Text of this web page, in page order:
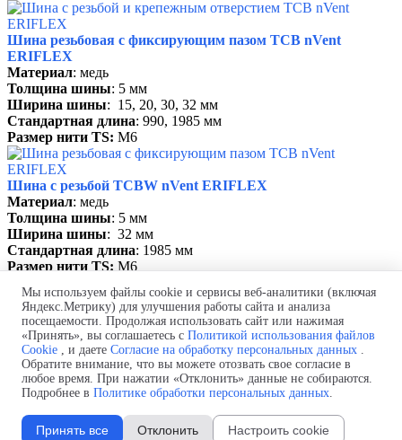
Шина резьбовая с фиксирующим пазом ТСВ nVent
ERIFLEX
Материал: медь
Толщина шины: 5 мм
Ширина шины: 15, 20, 30, 32 мм
Стандартная длина: 990, 1985 мм
Размер нити TS: М6
Шина с резьбой TCBW nVent ERIFLEX
Материал: медь
Толщина шины: 5 мм
Ширина шины: 32 мм
Стандартная длина: 1985 мм
Размер нити TS: М6
Производство и поставка шинных мостов.
Проект бесплатно! Быстро и всрок!Монтаж "под ключ"!
Телефон:
+7 (843) 250-44-56
Почта: Shm@selectprom.ru
Политика обработки персональных данных
Согласие на обработку персональных данных
Политика использования файлов cookie
Изменить настройки cookie
Мы используем файлы cookie и сервисы веб-аналитики (включая
Яндекс.Метрику) для улучшения работы сайта и анализа
посещаемости. Продолжая использовать сайт или нажимая
«Принять», вы соглашаетесь с Политикой использования файлов
Cookie , и даете Согласие на обработку персональных данных .
Обратите внимание, что вы можете отозвать свое согласие в
любое время. При нажатии «Отклонить» данные не собираются.
Подробнее в Политике обработки персональных данных.
Принять все Отклонить Настроить cookie